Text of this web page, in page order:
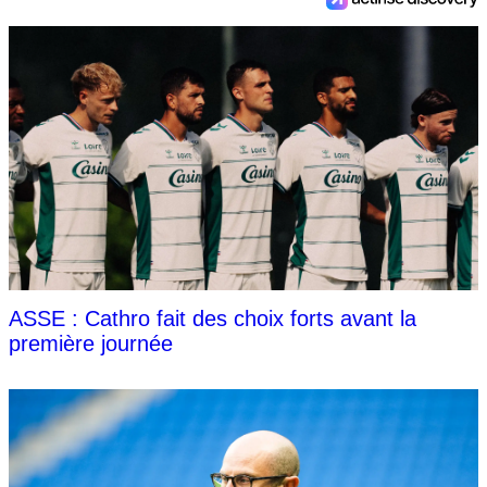
ASSE : Cathro fait des choix forts avant la
première journée